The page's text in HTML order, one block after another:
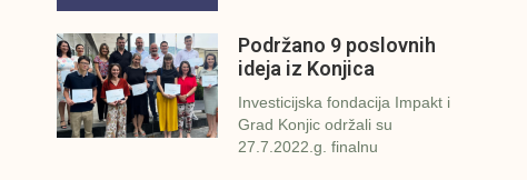
Podržano 9 poslovnih
ideja iz Konjica
Investicijska fondacija Impakt i
Grad Konjic održali su
27.7.2022.g. finalnu